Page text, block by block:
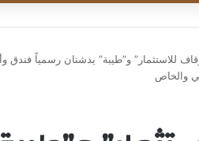
للاستثمار” و”طيبة” يدشنان رسمياً فندق
والخاص